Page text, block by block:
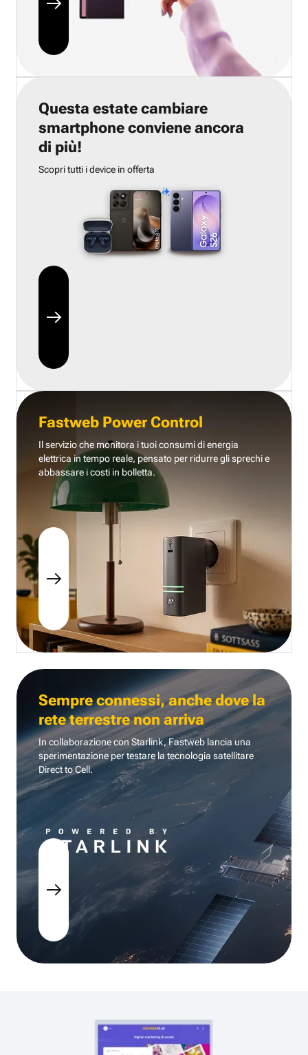
Questa estate cambiare
smartphone conviene ancora
di più!
Scopri tutti i device in offerta
Fastweb Power Control
Il servizio che monitora i tuoi consumi di energia
elettrica in tempo reale, pensato per ridurre gli sprechi e
abbassare i costi in bolletta.
Sempre connessi, anche dove la
rete terrestre non arriva
In collaborazione con Starlink, Fastweb lancia una
sperimentazione per testare la tecnologia satellitare
Direct to Cell.